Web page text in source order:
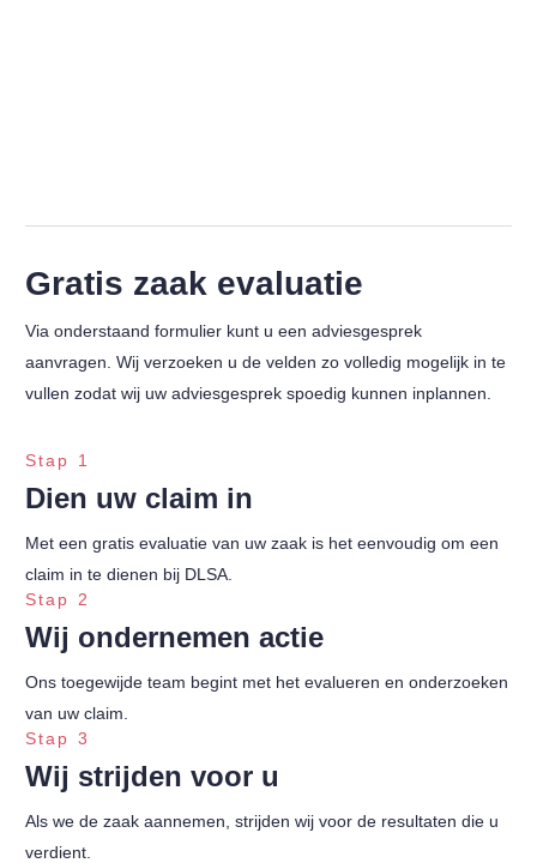
Gratis zaak evaluatie
Via onderstaand formulier kunt u een adviesgesprek
aanvragen. Wij verzoeken u de velden zo volledig mogelijk in te
vullen zodat wij uw adviesgesprek spoedig kunnen inplannen.
Stap 1
Dien uw claim in
Met een gratis evaluatie van uw zaak is het eenvoudig om een
claim in te dienen bij DLSA.
Stap 2
Wij ondernemen actie
Ons toegewijde team begint met het evalueren en onderzoeken
van uw claim.
Stap 3
Wij strijden voor u
Als we de zaak aannemen, strijden wij voor de resultaten die u
verdient.